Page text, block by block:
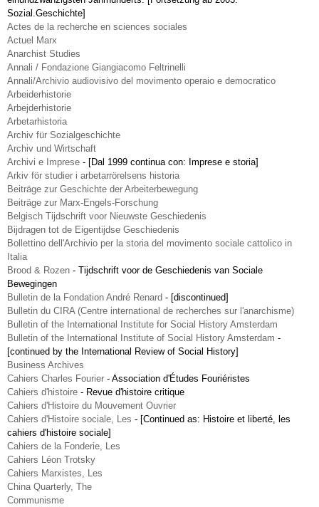
Sozial.Geschichte]
Actes de la recherche en sciences sociales
Actuel Marx
Anarchist Studies
Annali / Fondazione Giangiacomo Feltrinelli
Annali/Archivio audiovisivo del movimento operaio e democratico
Arbeiderhistorie
Arbejderhistorie
Arbetarhistoria
Archiv für Sozialgeschichte
Archiv und Wirtschaft
Archivi e Imprese - [Dal 1999 continua con: Imprese e storia]
Arkiv för studier i arbetarrörelsens historia
Beiträge zur Geschichte der Arbeiterbewegung
Beiträge zur Marx-Engels-Forschung
Belgisch Tijdschrift voor Nieuwste Geschiedenis
Bijdragen tot de Eigentijdse Geschiedenis
Bollettino dell'Archivio per la storia del movimento sociale cattolico in
Italia
Brood & Rozen - Tijdschrift voor de Geschiedenis van Sociale
Bewegingen
Bulletin de la Fondation André Renard - [discontinued]
Bulletin du CIRA (Centre international de recherches sur l'anarchisme)
Bulletin of the International Institute for Social History Amsterdam
Bulletin of the International Institute of Social History Amsterdam -
[continued by the International Review of Social History]
Business Archives
Cahiers Charles Fourier - Association d'Études Fouriéristes
Cahiers d'histoire - Revue d'histoire critique
Cahiers d'Histoire du Mouvement Ouvrier
Cahiers d'Histoire sociale, Les - [Continued as: Histoire et liberté, les
cahiers d'histoire sociale]
Cahiers de la Fonderie, Les
Cahiers Léon Trotsky
Cahiers Marxistes, Les
China Quarterly, The
Communisme